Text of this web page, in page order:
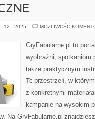
- 12 - 2025 MOŻLIWOŚĆ
GryFabularne.pl to
wyobraźni, spotkaniom
także praktycznym
To przestrzeń, w którym
z konkretnymi
kampanie na wysokim
Na GryFabularne.pl